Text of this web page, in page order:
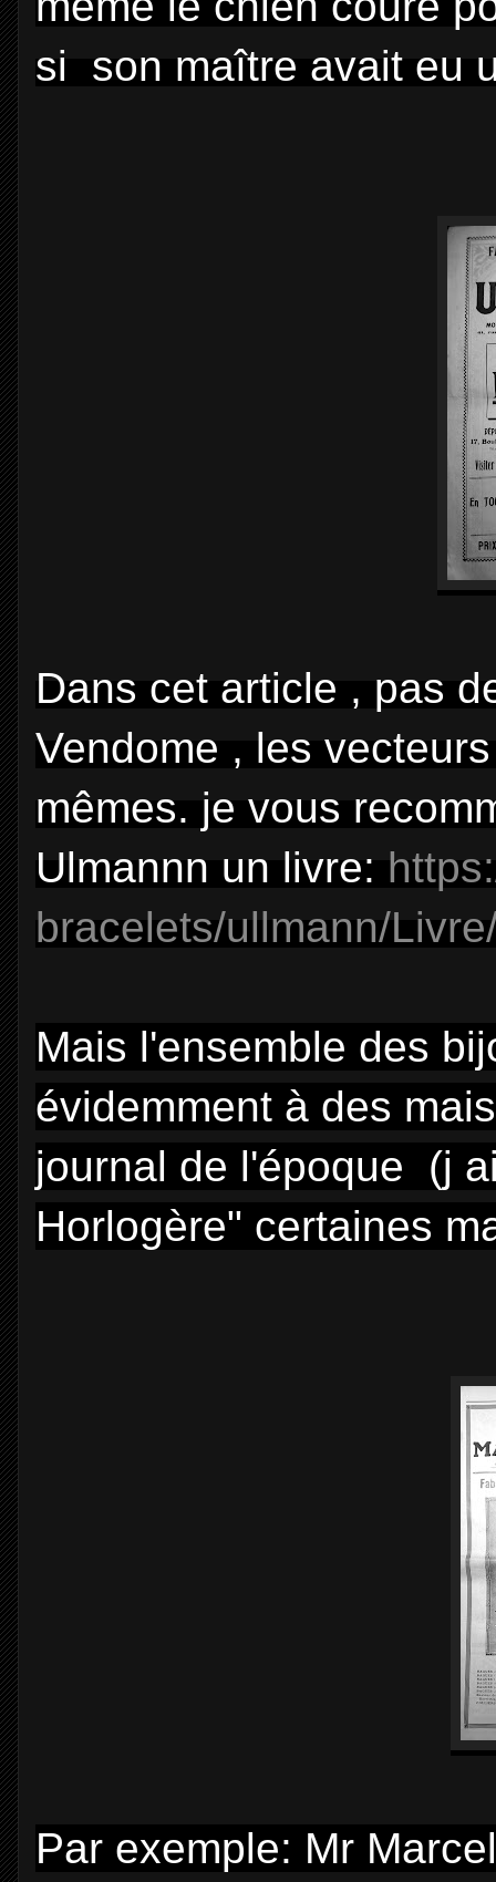
si son maître avait eu
Dans cet article , pas
Vendome , les
mêmes. je vous
Ulmannn un livre:
bracelets/ullmann/
Mais l'ensemble des
évidemment à des
journal de l'époque (j
Horlogère" certaines
Par exemple: Mr